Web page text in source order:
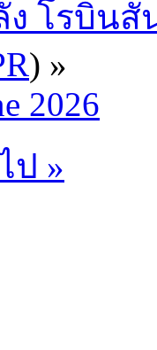
ง โรบิน
) »
2026
ป »